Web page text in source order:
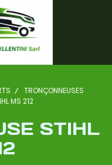
TRONÇONNEUSES
MS 212
STIHL